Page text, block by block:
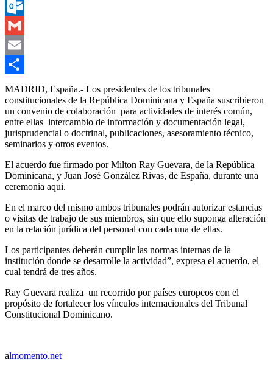
Messenger
Outlook.com
Gmail
Email
Compartir
MADRID, España.- Los presidentes de los tribunales
constitucionales de la República Dominicana y España suscribieron
un convenio de colaboración para actividades de interés común,
entre ellas intercambio de información y documentación legal,
jurisprudencial o doctrinal, publicaciones, asesoramiento técnico,
seminarios y otros eventos.
El acuerdo fue firmado por Milton Ray Guevara, de la República
Dominicana, y Juan José González Rivas, de España, durante una
ceremonia aqui.
En el marco del mismo ambos tribunales podrán autorizar estancias
o visitas de trabajo de sus miembros, sin que ello suponga alteración
en la relación jurídica del personal con cada una de ellas.
Los participantes deberán cumplir las normas internas de la
institución donde se desarrolle la actividad”, expresa el acuerdo, el
cual tendrá de tres años.
Ray Guevara realiza un recorrido por países europeos con el
propósito de fortalecer los vínculos internacionales del Tribunal
Constitucional Dominicano.
almomento.net